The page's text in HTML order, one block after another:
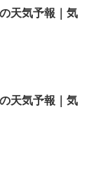
天気予報｜気
天気予報｜気